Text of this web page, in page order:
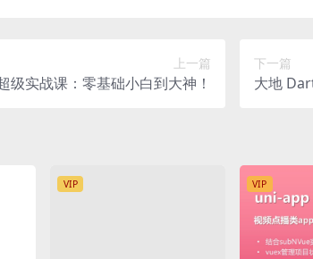
上一篇
级实战课：零基础小白到大神！
下一篇
大地
VIP VIP